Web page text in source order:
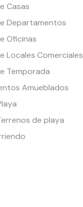
Casas
Departamentos
Oficinas
Locales Comerciales
Temporada
Amueblados
de playa